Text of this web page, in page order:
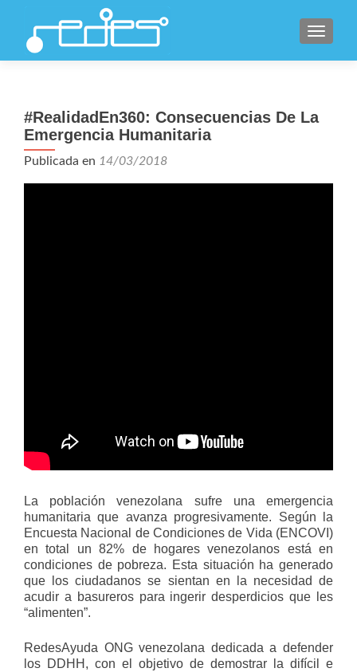
#RealidadEn360: Consecuencias De La
Emergencia Humanitaria
Publicada en 14/03/2018
La población venezolana sufre una emergencia
humanitaria que avanza progresivamente. Según la
Encuesta Nacional de Condiciones de Vida (ENCOVI)
en total un 82% de hogares venezolanos está en
condiciones de pobreza. Esta situación ha generado
que los ciudadanos se sientan en la necesidad de
acudir a basureros para ingerir desperdicios que les
“alimenten”.
RedesAyuda ONG venezolana dedicada a defender
los DDHH, con el objetivo de demostrar la difícil e